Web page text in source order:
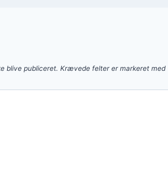
blive publiceret. Krævede felter er markeret med